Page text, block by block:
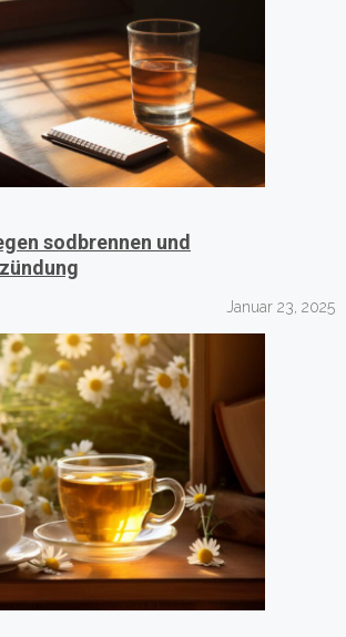
sodbrennen und
Januar 23, 2025